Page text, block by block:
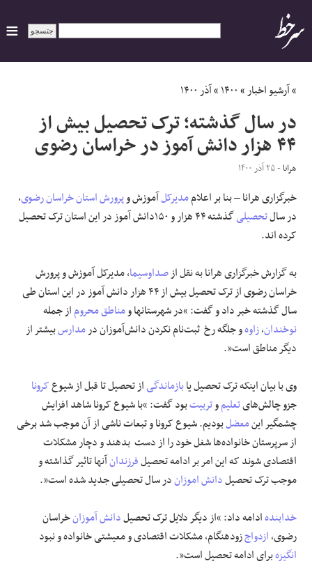
ایران
سیاسی
اقتصاد
ورزشی
جهان
اجتماعی
حوادث
علوم و فن آوری
فرهنگی و هنری
مقالات
»آرشیو اخبار»۱۴۰۰»آذر ۱۴۰۰
در سال گذشته؛ ترک تحصیل بیش از
۴۴ هزار دانش آموز در خراسان رضوی
هرانا - ۲۵ آذر ۱۴۰۰
خبرگزاری هرانا – بنا بر اعلاممدیرکلآموزش وپرورشاستان خراسان رضوی،
در سالتحصیلی
گذشته ۴۴ هزار و ۱۵۰دانش آموز در این استان ترک تحصیل
کرده اند.
به گزارش خبرگزاری هرانا به نقل ازصداوسیما، مدیرکل آموزش و پرورش
خراسان رضوی از ترک تحصیل بیش از ۴۴ هزار دانش آموز در این استان طی
سال گذشته خبر داد و گفت: “در شهرستانها ومناطق محروماز جمله
نوخندان،زاوهو جلگه رخ ثبت‌نام نکردن دانش‌آموزان درمدارسبیشتر از
دیگر مناطق است”.
وی با بیان اینکه ترک تحصیل یابازماندگیاز تحصیل تا قبل از شیوعکرونا
جزو چالش‌هایتعلیموتربیتبود گفت: “با شیوع کرونا شاهد افزایش
چشمگیر اینمعضلبودیم. شیوع کرونا و تبعات ناشی از آن موجب شد برخی
از سرپرستان خانواده‌ها شغل خود را از دست بدهند و دچار مشکلات
اقتصادی شوند که این امر بر ادامه تحصیلفرزندانآنها تاثیر گذاشته و
موجب ترک تحصیلدانش اموزاندر سال تحصیلی جدید شده است”.
خدابندهادامه داد: “از دیگر دلایل ترک تحصیلدانش آموزانخراسان
رضوی،ازدواجزودهنگام، مشکلات اقتصادی و معیشتی خانواده و نبود
انگیزهبرای ادامه تحصیل است”.